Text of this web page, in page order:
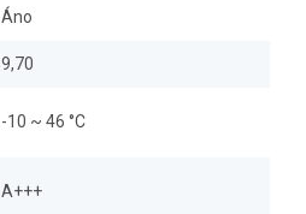
Áno
9,70
-10 ~ 46 °C
A+++